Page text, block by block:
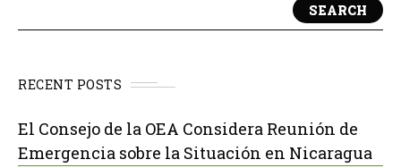
SEARCH
RECENT POSTS
El Consejo de la OEA Considera Reunión de
Emergencia sobre la Situación en Nicaragua